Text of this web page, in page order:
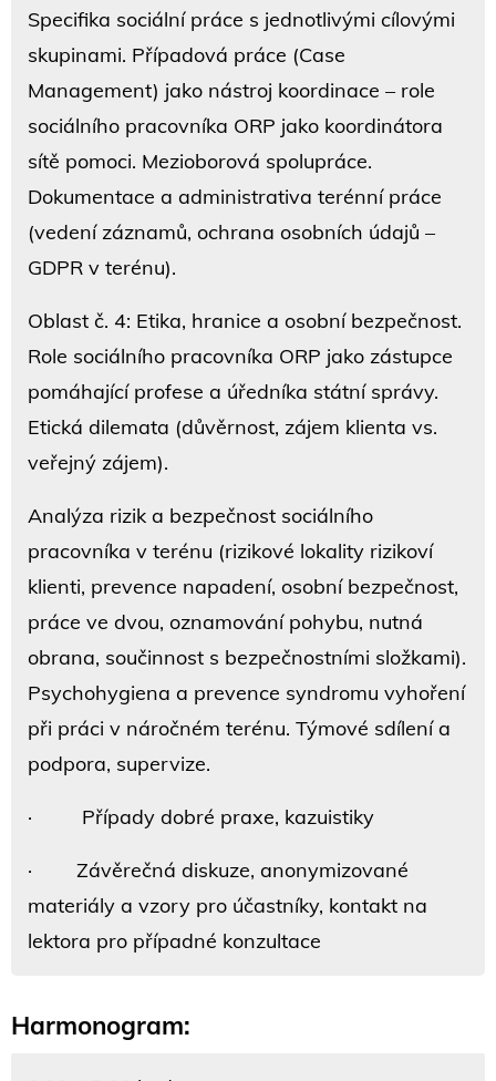
Specifika sociální práce s jednotlivými cílovými
skupinami. Případová práce (Case
Management) jako nástroj koordinace – role
sociálního pracovníka ORP jako koordinátora
sítě pomoci. Mezioborová spolupráce.
Dokumentace a administrativa terénní práce
(vedení záznamů, ochrana osobních údajů –
GDPR v terénu).
Oblast č. 4: Etika, hranice a osobní bezpečnost.
Role sociálního pracovníka ORP jako zástupce
pomáhající profese a úředníka státní správy.
Etická dilemata (důvěrnost, zájem klienta vs.
veřejný zájem).
Analýza rizik a bezpečnost sociálního
pracovníka v terénu (rizikové lokality rizikoví
klienti, prevence napadení, osobní bezpečnost,
práce ve dvou, oznamování pohybu, nutná
obrana, součinnost s bezpečnostními složkami).
Psychohygiena a prevence syndromu vyhoření
při práci v náročném terénu. Týmové sdílení a
podpora, supervize.
· Případy dobré praxe, kazuistiky
· Závěrečná diskuze, anonymizované
materiály a vzory pro účastníky, kontakt na
lektora pro případné konzultace
Harmonogram: